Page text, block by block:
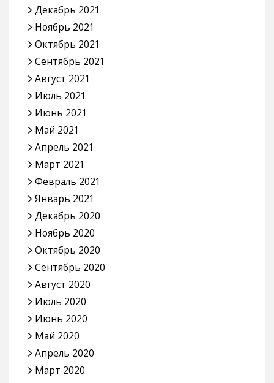
Декабрь 2021
Ноябрь 2021
Октябрь 2021
Сентябрь 2021
Август 2021
Июль 2021
Июнь 2021
Май 2021
Апрель 2021
Март 2021
Февраль 2021
Январь 2021
Декабрь 2020
Ноябрь 2020
Октябрь 2020
Сентябрь 2020
Август 2020
Июль 2020
Июнь 2020
Май 2020
Апрель 2020
Март 2020